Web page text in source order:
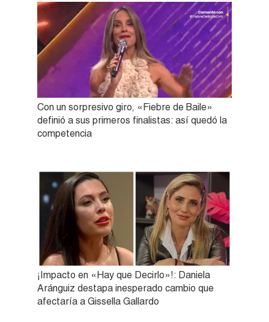
Con un sorpresivo giro, «Fiebre de Baile»
definió a sus primeros finalistas: así quedó la
competencia
¡Impacto en «Hay que Decirlo»!: Daniela
Aránguiz destapa inesperado cambio que
afectaría a Gissella Gallardo